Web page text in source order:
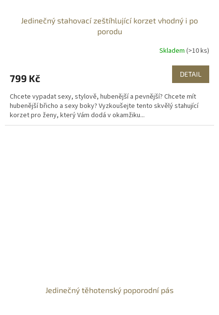
Jedinečný stahovací zeštíhlující korzet vhodný i po
porodu
Skladem (>10 ks)
799 Kč DETAIL
Chcete vypadat sexy, stylově, hubenější a pevnější? Chcete mít
hubenější břicho a sexy boky? Vyzkoušejte tento skvělý stahující
korzet pro ženy, který Vám dodá v okamžiku...
Jedinečný těhotenský poporodní pás